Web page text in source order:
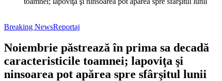
Breaking NewsReportaj
Noiembrie păstrează în prima sa decadă
caracteristicile toamnei; lapoviţa şi
ninsoarea pot apărea spre sfârşitul lunii